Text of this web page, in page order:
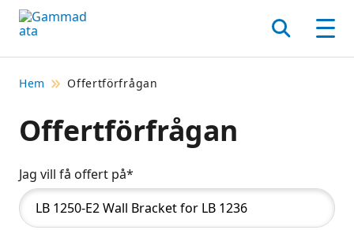
Hoppa
till
Sök
Hem Offertförfrågan
Offertförfrågan
Jag vill få offert på*